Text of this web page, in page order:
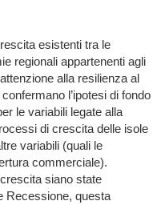
esistenti tra le
regionali appartenenti agli
alla resilienza al
l’ipotesi di fondo
le variabili legate alla
di crescita delle isole
variabili (quali le
commerciale).
siano state
Recessione, questa